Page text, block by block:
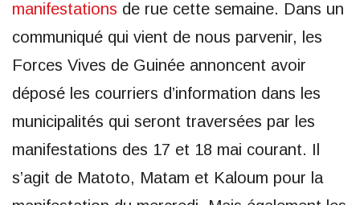
manifestations de rue cette semaine. Dans un
communiqué qui vient de nous parvenir, les
Forces Vives de Guinée annoncent avoir
déposé les courriers d’information dans les
municipalités qui seront traversées par les
manifestations des 17 et 18 mai courant. Il
s’agit de Matoto, Matam et Kaloum pour la